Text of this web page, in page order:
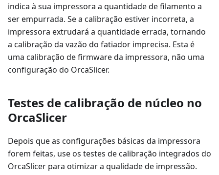
indica à sua impressora a quantidade de filamento a
ser empurrada. Se a calibração estiver incorreta, a
impressora extrudará a quantidade errada, tornando
a calibração da vazão do fatiador imprecisa. Esta é
uma calibração de firmware da impressora, não uma
configuração do OrcaSlicer.
Testes de calibração de núcleo no
OrcaSlicer
Depois que as configurações básicas da impressora
forem feitas, use os testes de calibração integrados do
OrcaSlicer para otimizar a qualidade de impressão.